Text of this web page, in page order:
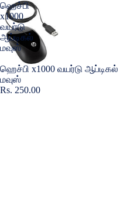
ஹெச்பி
x1000
வயர்டு
ஆப்டிகல்
மவுஸ்
Sold out
ஹெச்பி x1000 வயர்டு ஆப்டிகல்
மவுஸ்
Rs. 250.00